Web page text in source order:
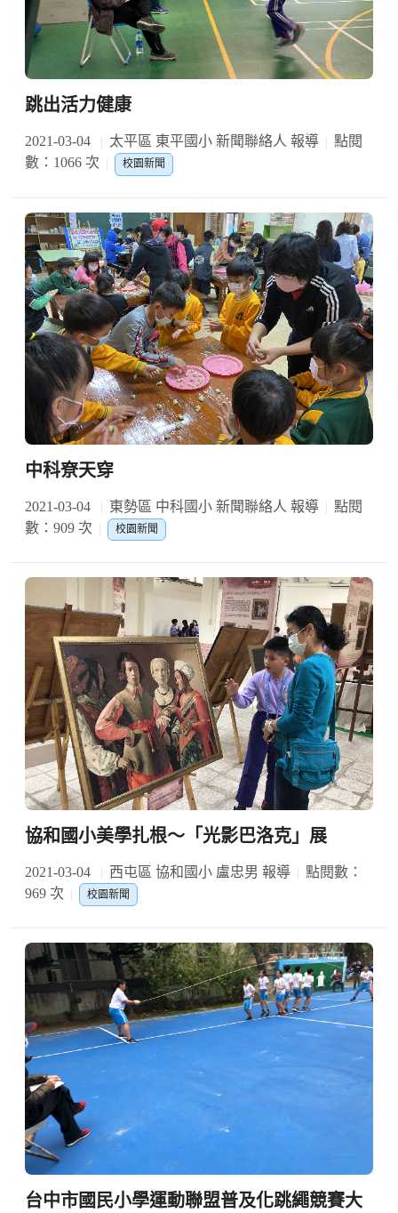
跳出活力健康
2021-03-04 太平區 東平國小 新聞聯絡人 報導
點閱
數：1066 次
校園新聞
中科尞天穿
2021-03-04 東勢區 中科國小 新聞聯絡人 報導
點閱
數：909 次
校園新聞
協和國小美學扎根～「光影巴洛克」展
2021-03-04 西屯區 協和國小 盧忠男 報導
點閱數：
969 次
校園新聞
台中市國民小學運動聯盟普及化跳繩競賽大